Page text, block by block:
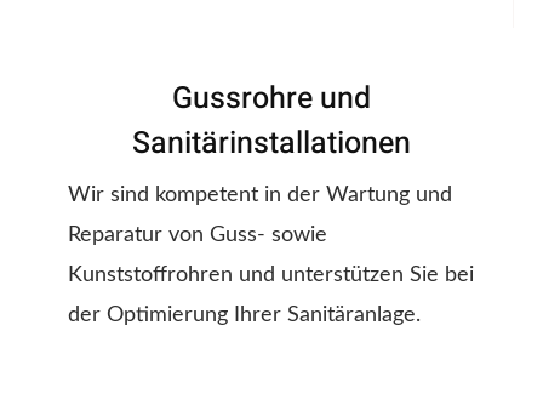
Gussrohre und
Sanitärinstallationen
Wir sind kompetent in der Wartung und
Reparatur von Guss- sowie
Kunststoffrohren und unterstützen Sie bei
der Optimierung Ihrer Sanitäranlage.